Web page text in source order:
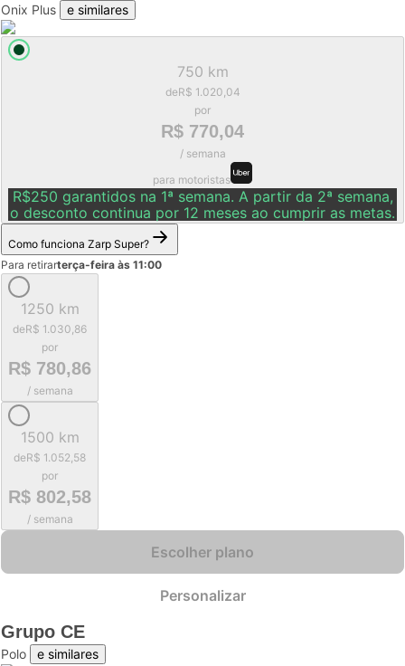
Onix Plus e similares
750 km
deR$ 1.020,04
por
R$ 770,04
/ semana
para motoristas
R$250 garantidos na 1ª semana. A partir da 2ª semana,
o desconto continua por 12 meses ao cumprir as metas.
Como funciona Zarp Super?
Para retirarterça-feira às 11:00
1250 km
deR$ 1.030,86
por
R$ 780,86
/ semana
1500 km
deR$ 1.052,58
por
R$ 802,58
/ semana
Escolher plano
Personalizar
Grupo CE
Polo e similares